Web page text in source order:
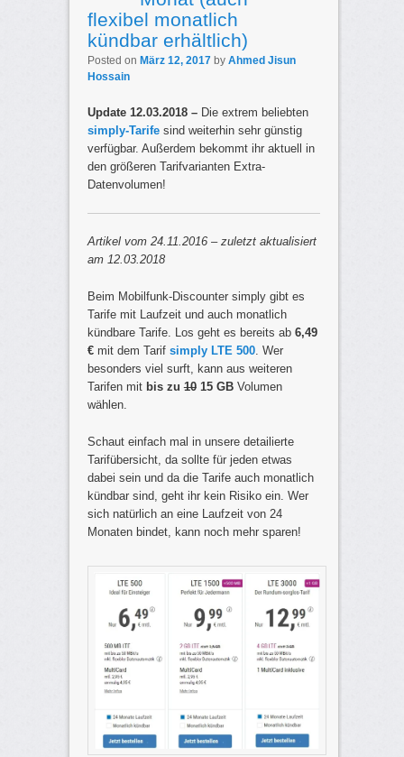
flexibel monatlich
kündbar erhältlich)
Posted on März 12, 2017 by Ahmed Jisun
Hossain
Update 12.03.2018 – Die extrem beliebten
simply-Tarifesind weiterhin sehr günstig
verfügbar. Außerdem bekommt ihr aktuell in
den größeren Tarifvarianten Extra-
Datenvolumen!
Artikel vom 24.11.2016 – zuletzt aktualisiert
am 12.03.2018
Beim Mobilfunk-Discounter simply gibt es
Tarife mit Laufzeit und auch monatlich
kündbare Tarife. Los geht es bereits ab 6,49
€mit dem Tarif simply LTE 500. Wer
besonders viel surft, kann aus weiteren
Tarifen mit bis zu1015 GBVolumen
wählen.
Schaut einfach mal in unsere detailierte
Tarifübersicht, da sollte für jeden etwas
dabei sein und da die Tarife auch monatlich
kündbar sind, geht ihr kein Risiko ein. Wer
sich natürlich an eine Laufzeit von 24
Monaten bindet, kann noch mehr sparen!